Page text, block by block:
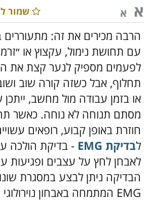
א א שמור
הרבה מכירים את זה:
עם תחושת נימול, עקצוץ או
לפעמים מספיק לנער קצת את
תחלוף, אבל כשזה קורה שוב
או בזמן עבודה מול מחשב, ייתכן
מסתם תנוחה לא נוחה. כאשר
חוזרת באופן קבוע, רופאים
לבדיקת EMG
- בדיקת הולכה
לאבחן לחץ על עצבים ופגיעות
הבדיקה ניתן לבצע במסגרת
EMG המתמחה באבחון נוירולוגי מתקדם.